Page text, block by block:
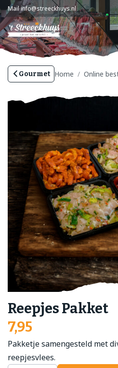
Mailinfo@streeckhuys.nl
Vandaag geopend van08:30 - 16:00
Gourmet Home Online
Reepjes Pakket
7,95
Pakketje samengesteld met
reepjesvlees.